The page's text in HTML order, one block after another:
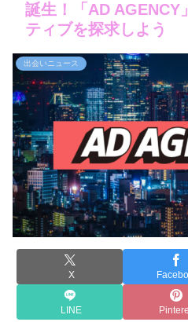
誕生！「AD AGENCY
ティブを探求しよう
出会いニュース
X
LINE